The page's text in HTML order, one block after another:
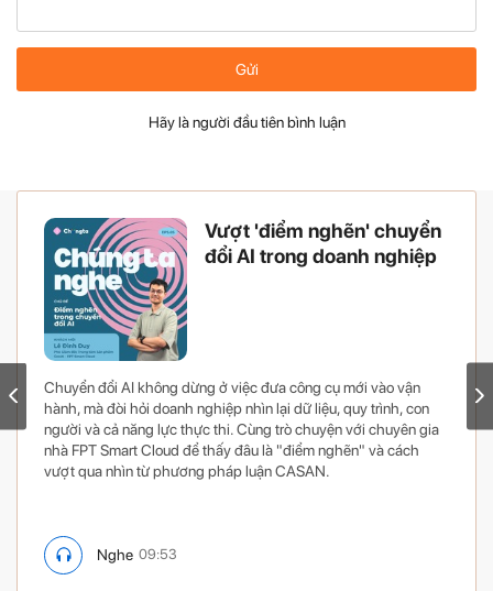
Gửi
Hãy là người đầu tiên bình luận
Vượt 'điểm nghẽn' chuyển
đổi AI trong doanh nghiệp
Chuyển đổi AI không dừng ở việc đưa công cụ mới vào vận
hành, mà đòi hỏi doanh nghiệp nhìn lại dữ liệu, quy trình, con
người và cả năng lực thực thi. Cùng trò chuyện với chuyên gia
nhà FPT Smart Cloud để thấy đâu là "điểm nghẽn" và cách
vượt qua nhìn từ phương pháp luận CASAN.
Nghe 09:53